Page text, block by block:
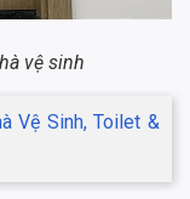
vệ sinh
Vệ Sinh, Toilet &